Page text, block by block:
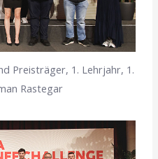
Preisträger, 1. Lehrjahr, 1.
Rastegar